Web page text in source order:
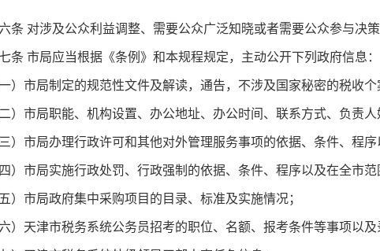
对涉及公众利益调整、需要公众广泛知晓或者需要公众参与决策
市局应当根据《条例》和本规程规定，主动公开下列政府信息：
市局制定的规范性文件及解读，通告，不涉及国家秘密的税收个
市局职能、机构设置、办公地址、办公时间、联系方式、负责人
市局办理行政许可和其他对外管理服务事项的依据、条件、程序
市局实施行政处罚、行政强制的依据、条件、程序以及在全市范
市局政府集中采购项目的目录、标准及实施情况；
天津市税务系统公务员招考的职位、名额、报考条件等事项以及